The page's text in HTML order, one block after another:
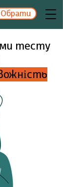
Обрати
тесту